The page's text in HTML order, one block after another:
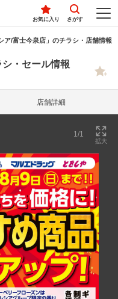
お気に入り さがす
ア/富士今泉店」のチラシ・店舗情報
・セール情報
店舗詳細
1/1
拡大